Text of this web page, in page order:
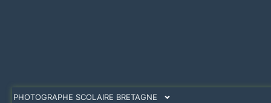
PHOTOGRAPHE SCOLAIRE BRETAGNE